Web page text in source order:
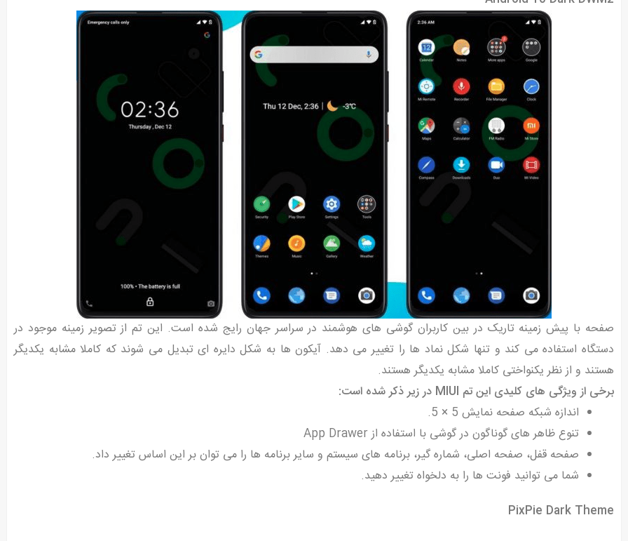
صفحه با پیش زمینه تاریک در بین کاربران گوشی های هوشمند در سراسر جهان رایج شده است. این تم از تصویر زمینه موجود در
دستگاه استفاده می کند و تنها شکل نماد ها را تغییر می دهد. آیکون ها به شکل دایره ای تبدیل می شوند که کاملا مشابه یکدیگر
هستند و از نظر یکنواختی کاملا مشابه یکدیگر هستند.
برخی از ویژگی های کلیدی این تم MIUI در زیر ذکر شده است:
اندازه شبکه صفحه نمایش 5 × 5.
تنوع ظاهر های گوناگون در گوشی با استفاده از App Drawer
صفحه قفل، صفحه اصلی، شماره گیر، برنامه های سیستم و سایر برنامه ها را می توان بر این اساس تغییر داد.
شما می توانید فونت ها را به دلخواه تغییر دهید.
PixPie Dark Theme